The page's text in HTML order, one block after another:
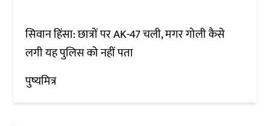
सिवान हिंसा: छात्रों पर AK-47 चली, मगर गोली कैसे
लगी यह पुलिस को नहीं पता
पुष्यमित्र